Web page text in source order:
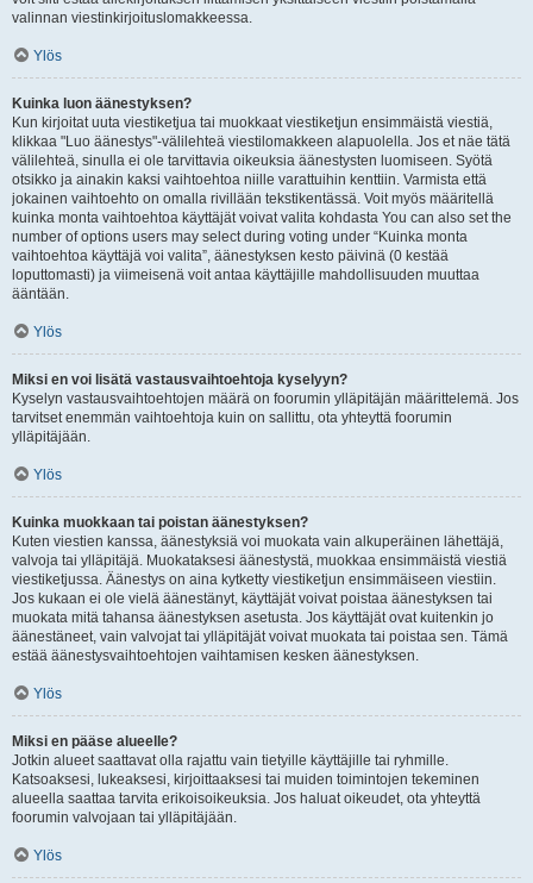
valinnan viestinkirjoituslomakkeessa.
Ylös
Kuinka luon äänestyksen?
Kun kirjoitat uuta viestiketjua tai muokkaat viestiketjun ensimmäistä viestiä,
klikkaa "Luo äänestys"-välilehteä viestilomakkeen alapuolella. Jos et näe tätä
välilehteä, sinulla ei ole tarvittavia oikeuksia äänestysten luomiseen. Syötä
otsikko ja ainakin kaksi vaihtoehtoa niille varattuihin kenttiin. Varmista että
jokainen vaihtoehto on omalla rivillään tekstikentässä. Voit myös määritellä
kuinka monta vaihtoehtoa käyttäjät voivat valita kohdasta You can also set the
number of options users may select during voting under “Kuinka monta
vaihtoehtoa käyttäjä voi valita”, äänestyksen kesto päivinä (0 kestää
loputtomasti) ja viimeisenä voit antaa käyttäjille mahdollisuuden muuttaa
ääntään.
Ylös
Miksi en voi lisätä vastausvaihtoehtoja kyselyyn?
Kyselyn vastausvaihtoehtojen määrä on foorumin ylläpitäjän määrittelemä. Jos
tarvitset enemmän vaihtoehtoja kuin on sallittu, ota yhteyttä foorumin
ylläpitäjään.
Ylös
Kuinka muokkaan tai poistan äänestyksen?
Kuten viestien kanssa, äänestyksiä voi muokata vain alkuperäinen lähettäjä,
valvoja tai ylläpitäjä. Muokataksesi äänestystä, muokkaa ensimmäistä viestiä
viestiketjussa. Äänestys on aina kytketty viestiketjun ensimmäiseen viestiin.
Jos kukaan ei ole vielä äänestänyt, käyttäjät voivat poistaa äänestyksen tai
muokata mitä tahansa äänestyksen asetusta. Jos käyttäjät ovat kuitenkin jo
äänestäneet, vain valvojat tai ylläpitäjät voivat muokata tai poistaa sen. Tämä
estää äänestysvaihtoehtojen vaihtamisen kesken äänestyksen.
Ylös
Miksi en pääse alueelle?
Jotkin alueet saattavat olla rajattu vain tietyille käyttäjille tai ryhmille.
Katsoaksesi, lukeaksesi, kirjoittaaksesi tai muiden toimintojen tekeminen
alueella saattaa tarvita erikoisoikeuksia. Jos haluat oikeudet, ota yhteyttä
foorumin valvojaan tai ylläpitäjään.
Ylös